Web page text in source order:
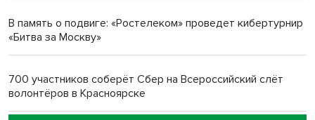
В память о подвиге: «Ростелеком» проведет кибертурнир
«Битва за Москву»
700 участников соберёт Сбер на Всероссийский слёт
волонтёров в Красноярске